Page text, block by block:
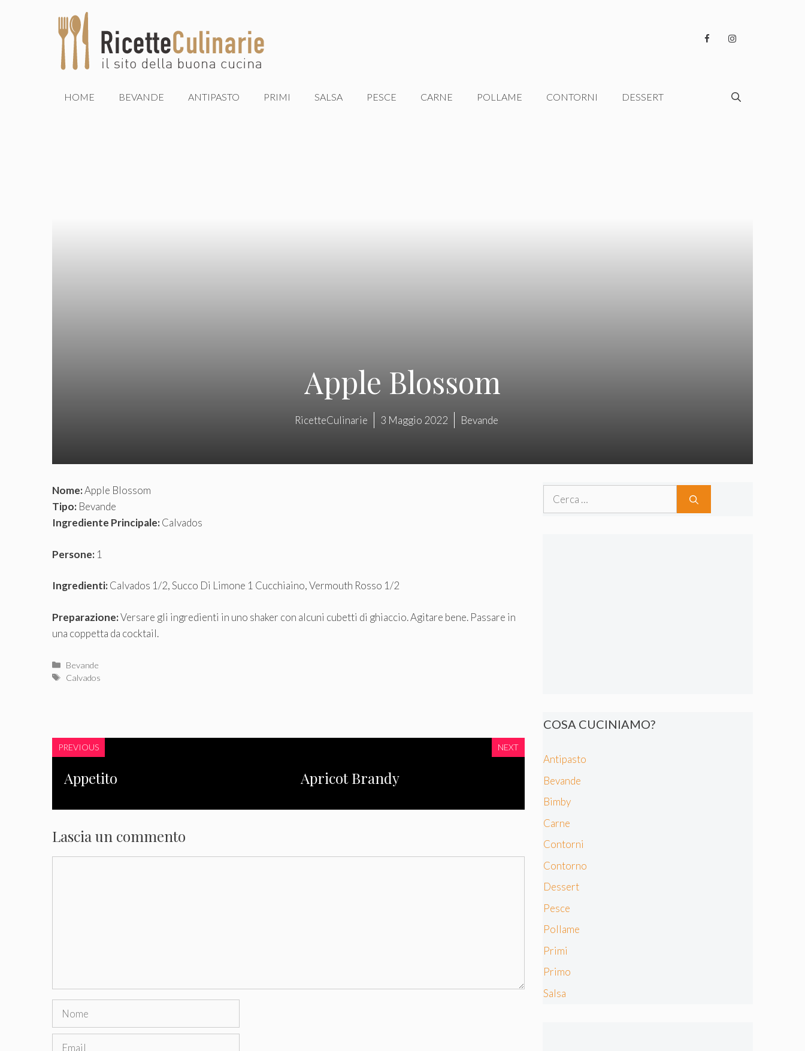
HOME BEVANDE ANTIPASTO PRIMI SALSA PESCE CARNE POLLAME CONTORNI DESSERT
Apple Blossom
RicetteCulinarie 3 Maggio 2022 Bevande
Nome:Apple Blossom
Tipo: Bevande
Ingrediente Principale:Calvados
Persone: 1
Ingredienti:Calvados 1/2, Succo Di Limone 1 Cucchiaino, Vermouth Rosso 1/2
Preparazione:Versare gli ingredienti in uno shaker con alcuni cubetti di ghiaccio. Agitare bene. Passare in
una coppetta da cocktail.
Categorie
Bevande
Tag
Calvados
PREVIOUS
Appetito
NEXT
Apricot Brandy
Lascia un commento
Nome
Email
Ricerca
COSA CUCINIAMO?
Antipasto
Bevande
Bimby
Carne
Contorni
Contorno
Dessert
Pesce
Pollame
Primi
Primo
Salsa